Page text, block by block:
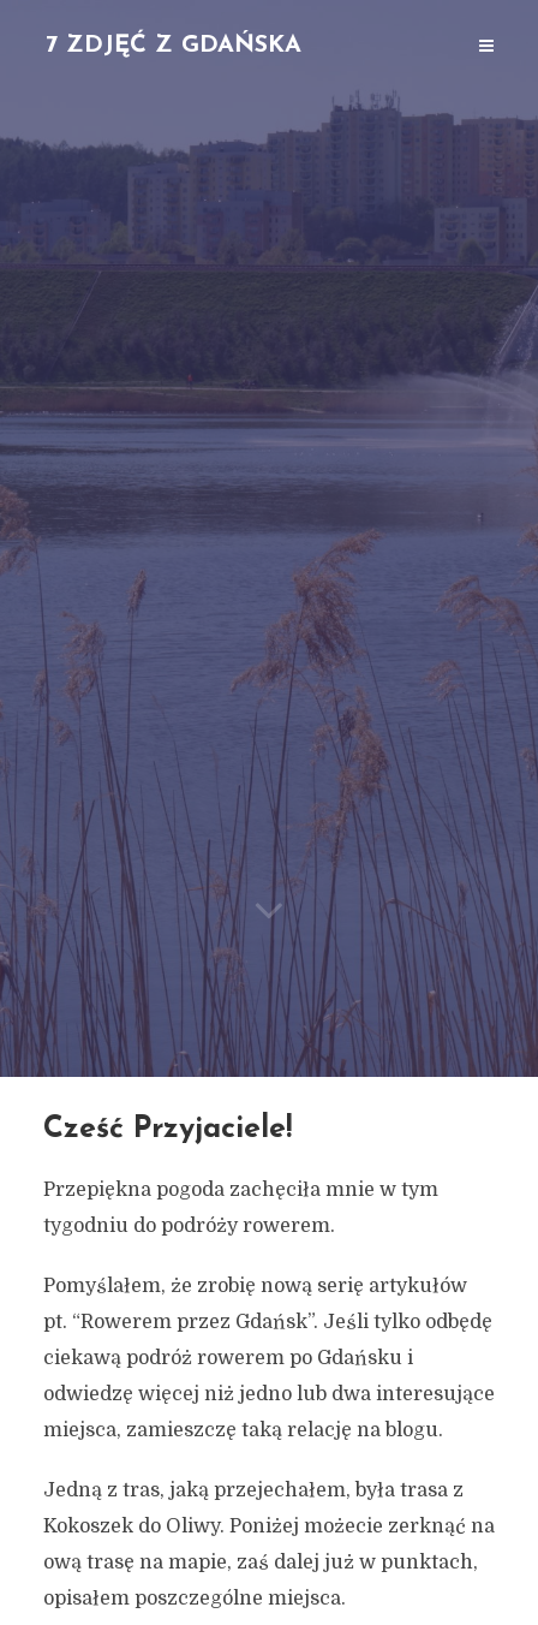
7 ZDJĘĆ Z GDAŃSKA
Cześć Przyjaciele!
Przepiękna pogoda zachęciła mnie w tym
tygodniu do podróży rowerem.
Pomyślałem, że zrobię nową serię artykułów
pt. “Rowerem przez Gdańsk”. Jeśli tylko odbędę
ciekawą podróż rowerem po Gdańsku i
odwiedzę więcej niż jedno lub dwa interesujące
miejsca, zamieszczę taką relację na blogu.
Jedną z tras, jaką przejechałem, była trasa z
Kokoszek do Oliwy. Poniżej możecie zerknąć na
ową trasę na mapie, zaś dalej już w punktach,
opisałem poszczególne miejsca.